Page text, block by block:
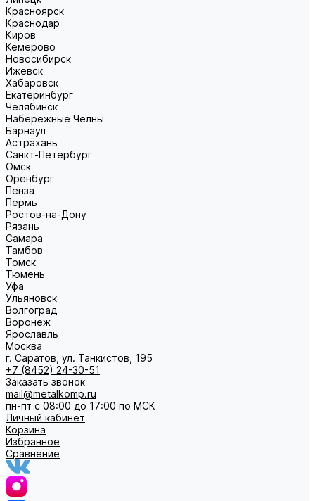
Красноярск
Краснодар
Киров
Кемерово
Новосибирск
Ижевск
Хабаровск
Екатеринбург
Челябинск
Набережные Челны
Барнаул
Астрахань
Санкт-Петербург
Омск
Оренбург
Пенза
Пермь
Ростов-на-Дону
Рязань
Самара
Тамбов
Томск
Тюмень
Уфа
Ульяновск
Волгоград
Воронеж
Ярославль
Москва
г. Саратов, ул. Танкистов, 195
+7 (8452) 24-30-51
Заказать звонок
mail@metalkomp.ru
пн-пт с 08:00 до 17:00 по МСК
Личный кабинет
Корзина
Избранное
Сравнение